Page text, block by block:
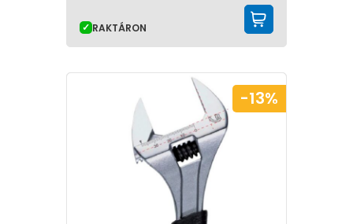
RAKTÁRON
-13%